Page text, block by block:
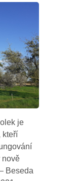
je
kteří
nově
Beseda